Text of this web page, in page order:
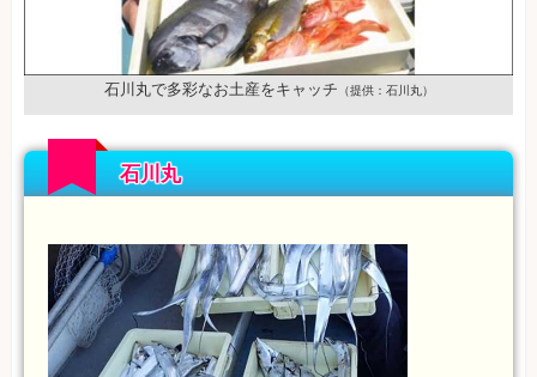
石川丸で多彩なお土産をキャッチ （提供：石川丸）
石川丸